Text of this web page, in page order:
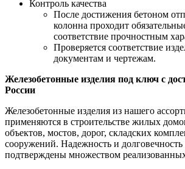
Контроль качества
После достижения бетоном
колонна проходит
соответствие прочностным
Проверяется соответствие
документам и чертежам.
Железобетонные изделия под ключ с
России
Железобетонные изделия из нашего
применяются в строительстве жилых
объектов, мостов, дорог, складских
сооружений. Надежность и
подтверждены множеством